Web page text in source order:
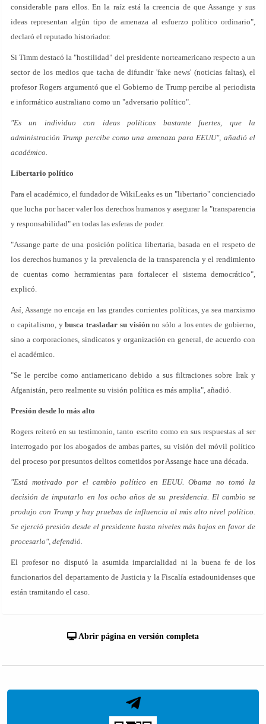
considerable para ellos. En la raíz está la creencia de que Assange y sus
ideas representan algún tipo de amenaza al esfuerzo político ordinario",
declaró el reputado historiador.
Si Timm destacó la "hostilidad" del presidente norteamericano respecto a un
sector de los medios que tacha de difundir 'fake news' (noticias faltas), el
profesor Rogers argumentó que el Gobierno de Trump percibe al periodista
e informático australiano como un "adversario político".
"Es un individuo con ideas políticas bastante fuertes, que la
administración Trump percibe como una amenaza para EEUU", añadió el
académico.
Libertario político
Para el académico, el fundador de WikiLeaks es un "libertario" concienciado
que lucha por hacer valer los derechos humanos y asegurar la "transparencia
y responsabilidad" en todas las esferas de poder.
"Assange parte de una posición política libertaria, basada en el respeto de
los derechos humanos y la prevalencia de la transparencia y el rendimiento
de cuentas como herramientas para fortalecer el sistema democrático",
explicó.
Así, Assange no encaja en las grandes corrientes políticas, ya sea marxismo
o capitalismo, ybusca trasladar su visiónno sólo a los entes de gobierno,
sino a corporaciones, sindicatos y organización en general, de acuerdo con
el académico.
"Se le percibe como antiamericano debido a sus filtraciones sobre Irak y
Afganistán, pero realmente su visión política es más amplia", añadió.
Presión desde lo más alto
Rogers reiteró en su testimonio, tanto escrito como en sus respuestas al ser
interrogado por los abogados de ambas partes, su visión del móvil político
del proceso por presuntos delitos cometidos por Assange hace una década.
"Está motivado por el cambio político en EEUU. Obama no tomó la
decisión de imputarlo en los ocho años de su presidencia. El cambio se
produjo con Trump y hay pruebas de influencia al más alto nivel político.
Se ejerció presión desde el presidente hasta niveles más bajos en favor de
procesarlo", defendió.
El profesor no disputó la asumida imparcialidad ni la buena fe de los
funcionarios del departamento de Justicia y la Fiscalía estadounidenses que
están tramitando el caso.
Abrir página en versión completa